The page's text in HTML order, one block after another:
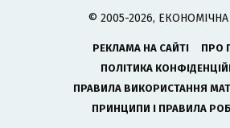
© 2005-2026,
РЕКЛАМА НА САЙТІ
ПРО
ПОЛІТИКА
ПРАВИЛА ВИКОРИСТАННЯ
ПРИНЦИПИ І ПРАВИЛА